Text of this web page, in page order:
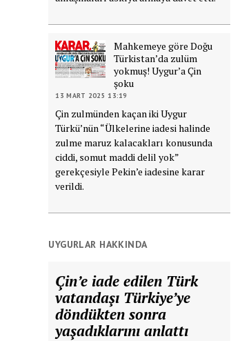
Mahkemeye göre Doğu
Türkistan’da zulüm
yokmuş! Uygur’a Çin
şoku
13 MART 2025 13:19
Çin zulmünden kaçan iki Uygur
Türkü’nün “Ülkelerine iadesi halinde
zulme maruz kalacakları konusunda
ciddi, somut maddi delil yok”
gerekçesiyle Pekin’e iadesine karar
verildi.
UYGURLAR HAKKINDA
Çin’e iade edilen Türk
vatandaşı Türkiye’ye
döndükten sonra
yaşadıklarını anlattı